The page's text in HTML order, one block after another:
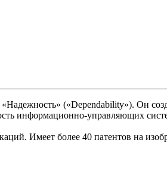
(«Dependability»). Он
информационно-управляющих
Имеет более 40 патентов на